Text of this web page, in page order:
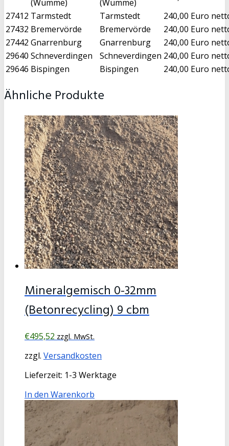
(Wümme) (Wümme)
27412 Tarmstedt Tarmstedt
240,00 Euro
27432 Bremervörde Bremervörde
240,00 Euro
27442 Gnarrenburg Gnarrenburg
240,00 Euro
29640 Schneverdingen Schneverdingen 240,00 Euro
29646 Bispingen Bispingen 240,00 Euro
Ähnliche Produkte
Mineralgemisch 0-32mm
(Betonrecycling) 9 cbm
€495,52 zzgl. MwSt.
zzgl. Versandkosten
Lieferzeit: 1-3 Werktage
In den Warenkorb